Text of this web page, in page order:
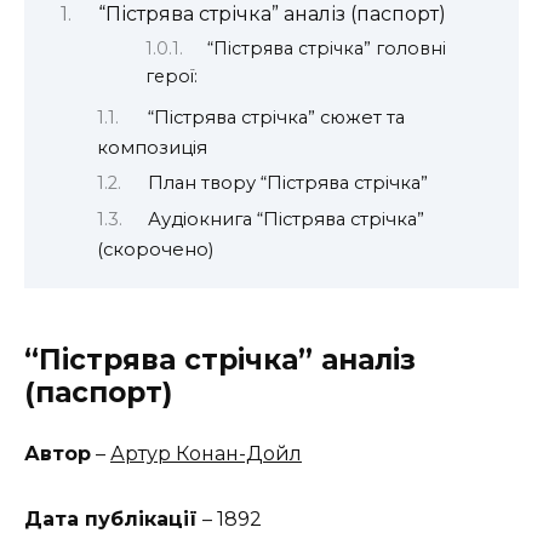
“Пістрява стрічка” аналіз (паспорт)
“Пістрява стрічка” головні
герої:
“Пістрява стрічка” сюжет та
композиція
План твору “Пістрява стрічка”
Аудіокнига “Пістрява стрічка”
(скорочено)
“Пістрява стрічка” аналіз
(паспорт)
Автор – Артур Конан-Дойл
Дата публікації – 1892